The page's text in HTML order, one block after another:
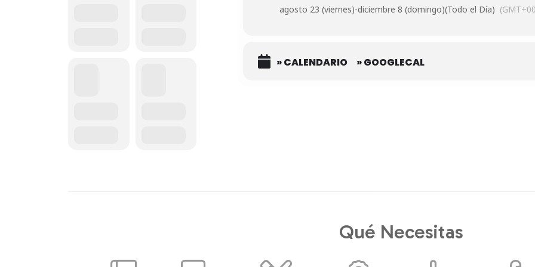
agosto 23 (viernes)-diciembre 8 (domingo)(Todo el Día)
» CALENDARIO » GOOGLECAL
Qué Necesitas